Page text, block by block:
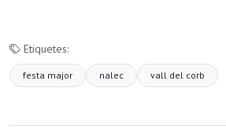
Etiquetes:
festa major nalec vall del corb